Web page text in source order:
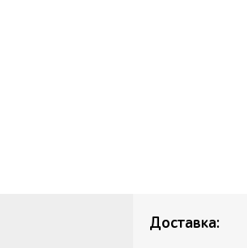
Доставка: